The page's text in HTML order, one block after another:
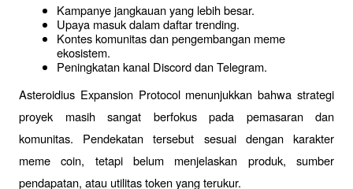
Kampanye jangkauan yang lebih besar.
Upaya masuk dalam daftar trending.
Kontes komunitas dan pengembangan meme
ekosistem.
Peningkatan kanal Discord dan Telegram.
Asteroidius Expansion Protocol menunjukkan bahwa strategi
proyek masih sangat berfokus pada pemasaran dan
komunitas. Pendekatan tersebut sesuai dengan karakter
meme coin, tetapi belum menjelaskan produk, sumber
pendapatan, atau utilitas token yang terukur.